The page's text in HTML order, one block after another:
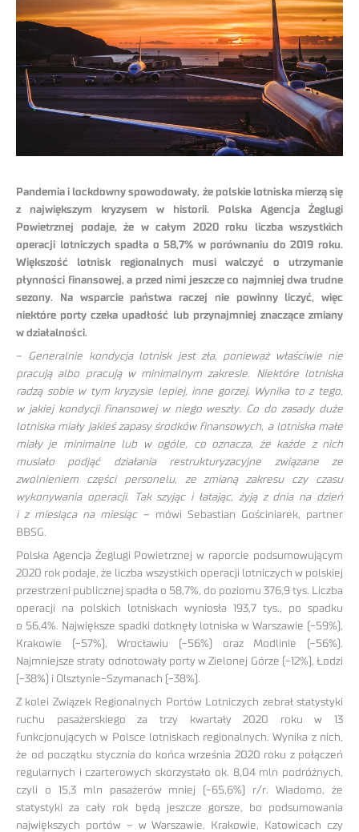
Pandemia i lockdowny spowodowały, że polskie lotniska mierzą się
z największym kryzysem w historii. Polska Agencja Żeglugi
Powietrznej podaje, że w całym 2020 roku liczba wszystkich
operacji lotniczych spadła o 58,7% w porównaniu do 2019 roku.
Większość lotnisk regionalnych musi walczyć o utrzymanie
płynności finansowej, a przed nimi jeszcze co najmniej dwa trudne
sezony. Na wsparcie państwa raczej nie powinny liczyć, więc
niektóre porty czeka upadłość lub przynajmniej znaczące zmiany
w działalności.
– Generalnie kondycja lotnisk jest zła, ponieważ właściwie nie
pracują albo pracują w minimalnym zakresie. Niektóre lotniska
radzą sobie w tym kryzysie lepiej, inne gorzej. Wynika to z tego,
w jakiej kondycji finansowej w niego weszły. Co do zasady duże
lotniska miały jakieś zapasy środków finansowych, a lotniska małe
miały je minimalne lub w ogóle, co oznacza, że każde z nich
musiało podjąć działania restrukturyzacyjne związane ze
zwolnieniem części personelu, ze zmianą zakresu czy czasu
wykonywania operacji. Tak szyjąc i łatając, żyją z dnia na dzień
i z miesiąca na miesiąc– mówi Sebastian Gościniarek, partner
BBSG.
Polska Agencja Żeglugi Powietrznej w raporcie podsumowującym
2020 rok podaje, że liczba wszystkich operacji lotniczych w polskiej
przestrzeni publicznej spadła o 58,7%, do poziomu 376,9 tys. Liczba
operacji na polskich lotniskach wyniosła 193,7 tys., po spadku
o 56,4%. Największe spadki dotknęły lotniska w Warszawie (-59%),
Krakowie (-57%), Wrocławiu (-56%) oraz Modlinie (-56%).
Najmniejsze straty odnotowały porty w Zielonej Górze (-12%), Łodzi
(-38%) i Olsztynie-Szymanach (-38%).
Z kolei Związek Regionalnych Portów Lotniczych zebrał statystyki
ruchu pasażerskiego za trzy kwartały 2020 roku w 13
funkcjonujących w Polsce lotniskach regionalnych. Wynika z nich,
że od początku stycznia do końca września 2020 roku z połączeń
regularnych i czarterowych skorzystało ok. 8,04 mln podróżnych,
czyli o 15,3 mln pasażerów mniej (-65,6%) r/r. Wiadomo, że
statystyki za cały rok będą jeszcze gorsze, bo podsumowania
największych portów – w Warszawie, Krakowie, Katowicach czy